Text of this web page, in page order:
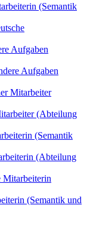
(Semantik
Aufgaben
Aufgaben
Mitarbeiter
(Abteilung
(Semantik
(Abteilung
Mitarbeiterin
(Semantik und